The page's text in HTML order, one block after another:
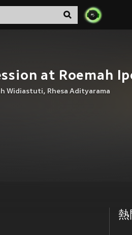
at Roemah
Widiastuti, Rhesa Adityarama
熱